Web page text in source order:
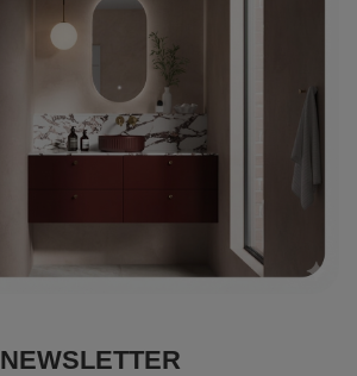
NEWSLETTER